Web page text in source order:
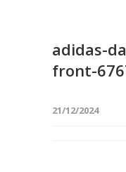
adidas-
front-
21/12/2024